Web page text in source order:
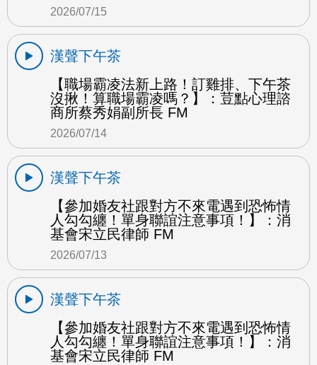
2026/07/15
漢聲下午茶
【職場霸凌法新上路！訂雞排、下午茶
沒揪！算職場霸凌嗎？】：荳點心理諮
商所蔡秀娟副所長 FM
2026/07/14
漢聲下午茶
【參加婚友社跟對方不來電遇到恐怖情
人勾勾纏！單身聯誼注意事項！】：消
基會宋立民律師 FM
2026/07/13
漢聲下午茶
【參加婚友社跟對方不來電遇到恐怖情
人勾勾纏！單身聯誼注意事項！】：消
基會宋立民律師 FM